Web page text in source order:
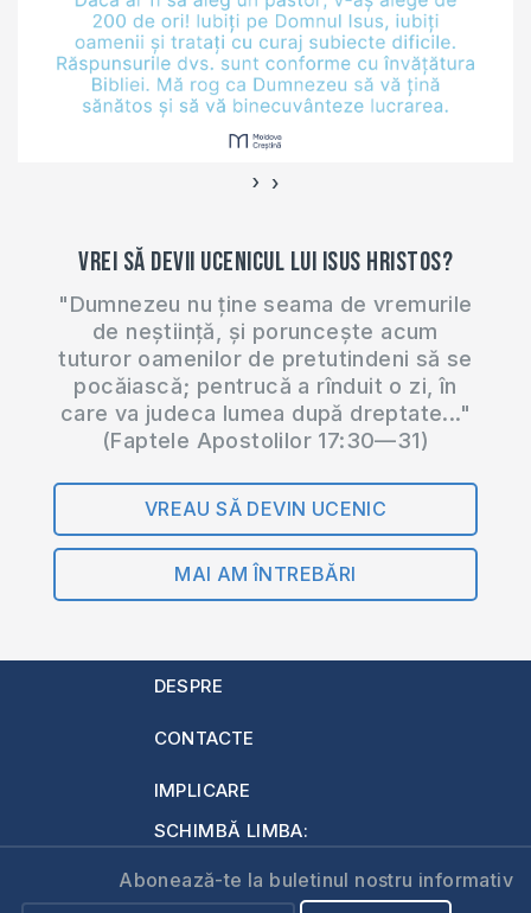
‹ ›
Vrei să devii ucenicul lui Isus Hristos?
"Dumnezeu nu ține seama de vremurile
de neștiință, și poruncește acum
tuturor oamenilor de pretutindeni să se
pocăiască; pentrucă a rînduit o zi, în
care va judeca lumea după dreptate..."
(Faptele Apostolilor 17:30—31)
VREAU SĂ DEVIN UCENIC
MAI AM ÎNTREBĂRI
DESPRE
CONTACTE
IMPLICARE
SCHIMBĂ LIMBA:
Abonează-te la buletinul nostru informativ